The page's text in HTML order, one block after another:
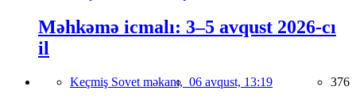
Məhkəmə icmalı: 3–5 avqust 2026-cı
il
Keçmiş Sovet məkanı, 06 avqust, 13:19 376